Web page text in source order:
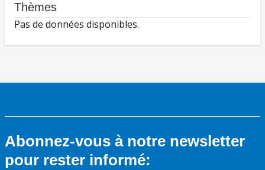
Thèmes
Pas de données disponibles.
Abonnez-vous à notre newsletter
pour rester informé: